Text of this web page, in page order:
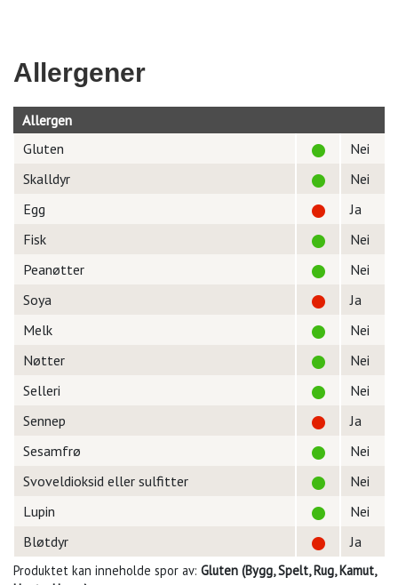
Allergener
Allergen
Gluten
Nei
Skalldyr
Nei
Egg
Ja
Fisk
Nei
Peanøtter
Nei
Soya
Ja
Melk
Nei
Nøtter
Nei
Selleri
Nei
Sennep
Ja
Sesamfrø
Nei
Svoveldioksid eller sulfitter
Nei
Lupin
Nei
Bløtdyr
Ja
Produktet kan inneholde spor av: Gluten (Bygg, Spelt, Rug, Kamut,